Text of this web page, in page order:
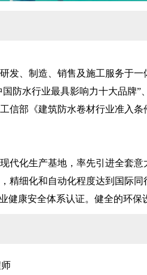
发、制造、销售及施工服务于
防水行业最具影响力十大品牌
信部《建筑防水卷材行业准入
代化生产基地，率先引进全套
精细化和自动化程度达到国际
健康安全体系认证。健全的环